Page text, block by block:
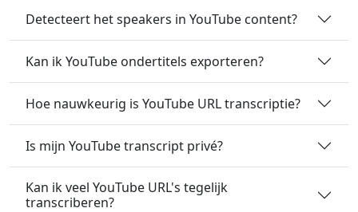
Detecteert het speakers in YouTube content?
Kan ik YouTube ondertitels exporteren?
Hoe nauwkeurig is YouTube URL transcriptie?
Is mijn YouTube transcript privé?
Kan ik veel YouTube URL's tegelijk
transcriberen?